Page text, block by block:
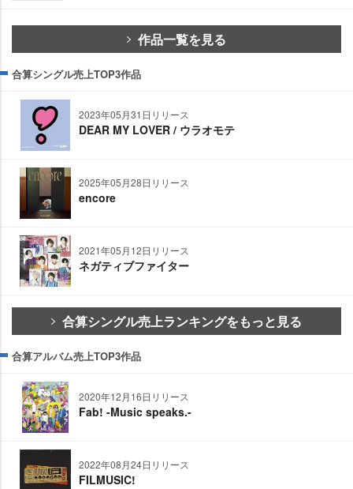
作品一覧を見る
合算シングル売上TOP3作品
2023年05月31日リリース
DEAR MY LOVER / ウラオモテ
2025年05月28日リリース
encore
2021年05月12日リリース
ネガティブファイター
合算シングル売上ランキングをもっと見る
合算アルバム売上TOP3作品
2020年12月16日リリース
Fab! -Music speaks.-
2022年08月24日リリース
FILMUSIC!